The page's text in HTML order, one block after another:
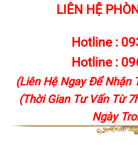
LIÊN HỆ
Hotline :
Hotline :
(Liên Hệ Ngay Để Nhận
(Thời Gian Tư Vấn Từ
Ngày